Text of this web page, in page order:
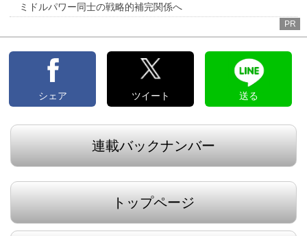
ミドルパワー同士の戦略的補完関係へ
PR
シェア ツイート 送る
連載バックナンバー
トップページ